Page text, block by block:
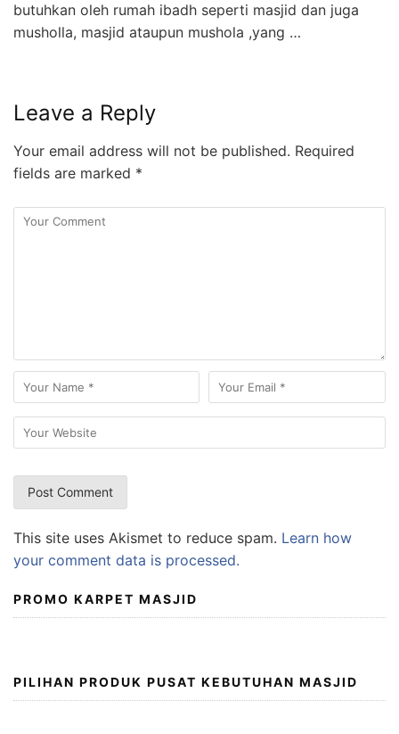
butuhkan oleh rumah ibadh seperti masjid dan juga
musholla, masjid ataupun mushola ,yang …
Leave a Reply
Your email address will not be published. Required
fields are marked *
This site uses Akismet to reduce spam. Learn how
your comment data is processed.
PROMO KARPET MASJID
PILIHAN PRODUK PUSAT KEBUTUHAN MASJID